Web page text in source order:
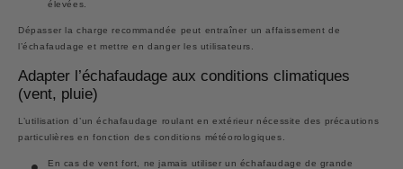
élevées.
Dépasser la charge recommandée peut entraîner un affaissement de
l’échafaudage et mettre en danger les utilisateurs.
Adapter l’échafaudage aux conditions climatiques
(vent, pluie)
L’utilisation d’un échafaudage roulant en extérieur nécessite des précautions
particulières en fonction des conditions météorologiques.
En cas de vent fort , ne jamais utiliser un échafaudage de grande